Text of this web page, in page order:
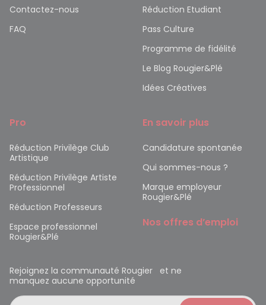
Contactez-nous
FAQ
Réduction Etudiant
Pass Culture
Programme de fidélité
Le Blog Rougier&Plé
Idées Créatives
Pro
Réduction Privilège Club
Artistique
Réduction Privilège Artiste
Professionnel
Réduction Professeurs
Espace professionnel
Rougier&Plé
En savoir plus
Candidature spontanée
Qui sommes-nous ?
Marque employeur
Rougier&Plé
Nos offres d’emploi
Rejoignez la communauté Rougier et ne
manquez aucune opportunité